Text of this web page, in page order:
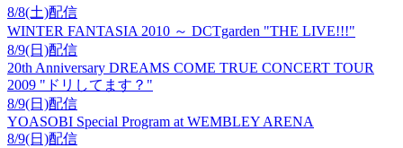
8/8(土)配信
WINTER FANTASIA 2010 ～ DCTgarden "THE LIVE!!!"
8/9(日)配信
20th Anniversary DREAMS COME TRUE CONCERT TOUR
2009 "ドリしてます？"
8/9(日)配信
YOASOBI Special Program at WEMBLEY ARENA
8/9(日)配信